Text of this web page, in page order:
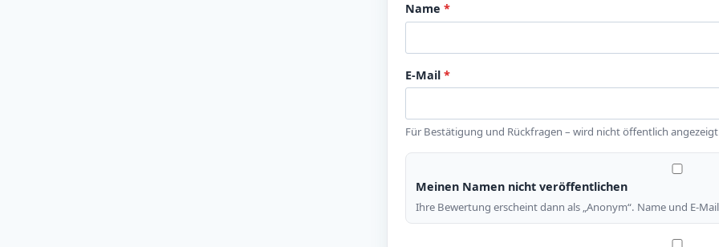
Name *
E-Mail *
Für Bestätigung und Rückfragen – wird nicht öffentlich
Meinen Namen nicht veröffentlichen
Ihre Bewertung erscheint dann als „Anonym“. Name und E-